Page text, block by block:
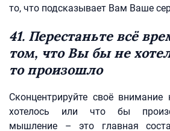
то, что подсказывает Вам Ваше
41. Перестаньте всё
том, что Вы бы не
то произошло
Сконцентрируйте своё
хотелось или что бы
мышление – это главная